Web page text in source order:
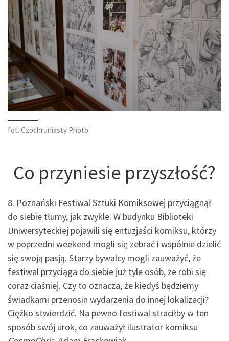
fot. Czochruniasty Photo
Co przyniesie przyszłość?
8. Poznański Festiwal Sztuki Komiksowej przyciągnął
do siebie tłumy, jak zwykle. W budynku Biblioteki
Uniwersyteckiej pojawili się entuzjaści komiksu, którzy
w poprzedni weekend mogli się zebrać i wspólnie dzielić
się swoją pasją. Starzy bywalcy mogli zauważyć, że
festiwal przyciąga do siebie już tyle osób, że robi się
coraz ciaśniej. Czy to oznacza, że kiedyś będziemy
świadkami przenosin wydarzenia do innej lokalizacji?
Ciężko stwierdzić. Na pewno festiwal straciłby w ten
sposób swój urok, co zauważył ilustrator komiksu